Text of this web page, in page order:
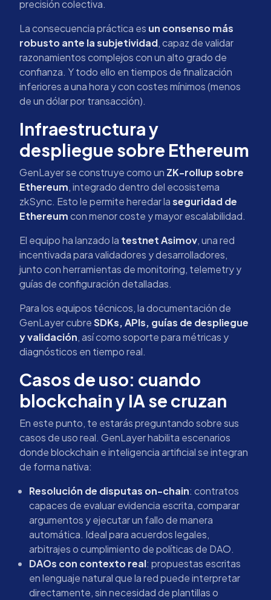
precisión colectiva.
La consecuencia práctica es un consenso más
robusto ante la subjetividad, capaz de validar
razonamientos complejos con un alto grado de
confianza. Y todo ello en tiempos de finalización
inferiores a una hora y con costes mínimos (menos
de un dólar por transacción).
Infraestructura y
despliegue sobre Ethereum
GenLayer se construye como un ZK-rollup sobre
Ethereum, integrado dentro del ecosistema
zkSync. Esto le permite heredar laseguridad de
Ethereumcon menor coste y mayor escalabilidad.
El equipo ha lanzado la testnet Asimov, una red
incentivada para validadores y desarrolladores,
junto con herramientas de monitoring, telemetry y
guías de configuración detalladas.
Para los equipos técnicos, la documentación de
GenLayer cubreSDKs, APIs, guías de despliegue
y validación, así como soporte para métricas y
diagnósticos en tiempo real.
Casos de uso: cuando
blockchain y IA se cruzan
En este punto, te estarás preguntando sobre sus
casos de uso real. GenLayer habilita escenarios
donde blockchain e inteligencia artificial se integran
de forma nativa:
Resolución de disputas on-chain: contratos
capaces de evaluar evidencia escrita, comparar
argumentos y ejecutar un fallo de manera
automática. Ideal para acuerdos legales,
arbitrajes o cumplimiento de políticas de DAO.
DAOs con contexto real: propuestas escritas
en lenguaje natural que la red puede interpretar
directamente, sin necesidad de plantillas o